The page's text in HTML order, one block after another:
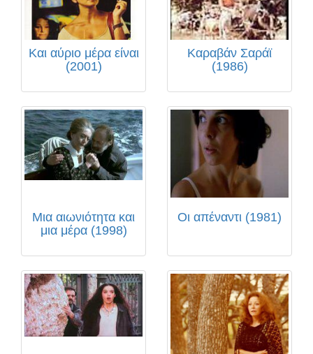
Και αύριο μέρα είναι
(2001)
Καραβάν Σαράϊ
(1986)
Μια αιωνιότητα και
μια μέρα (1998)
Οι απέναντι (1981)